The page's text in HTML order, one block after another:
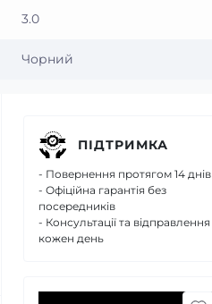
3.0
Чорний
ПІДТРИМКА
- Повернення протягом 14 днів
- Офіційна гарантія без
посередників
- Консультації та відправлення
кожен день